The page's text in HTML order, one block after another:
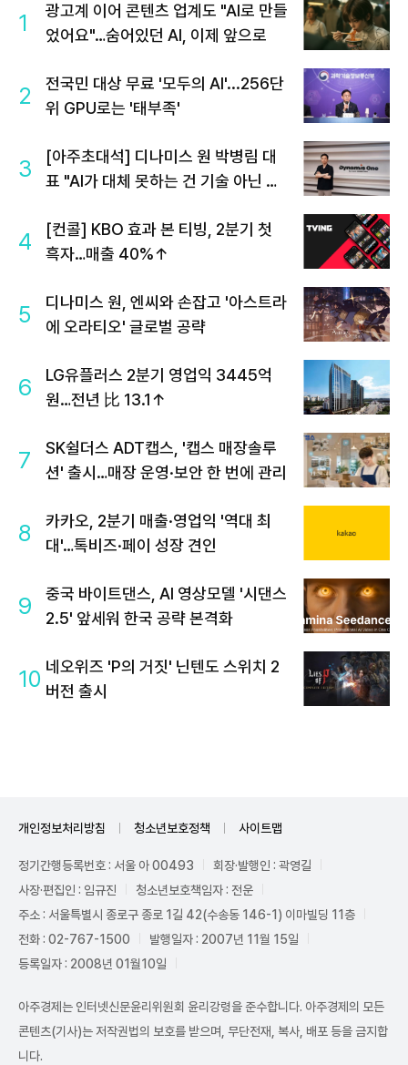
1
광고계 이어 콘텐츠 업계도 "AI로 만들
었어요"…숨어있던 AI, 이제 앞으로
2
전국민 대상 무료 '모두의 AI'...256단
위 GPU로는 '태부족'
3
[아주초대석] 디나미스 원 박병림 대
표 "AI가 대체 못하는 건 기술 아닌 감
르"
4
[컨콜] KBO 효과 본 티빙, 2분기 첫
흑자…매출 40%↑
5
디나미스 원, 엔씨와 손잡고 '아스트라
에 오라티오' 글로벌 공략
6
LG유플러스 2분기 영업익 3445억
원…전년 比 13.1↑
7
SK쉴더스 ADT캡스, '캡스 매장솔루
션' 출시…매장 운영·보안 한 번에 관리
8
카카오, 2분기 매출·영업익 '역대 최
대'…톡비즈·페이 성장 견인
9
중국 바이트댄스, AI 영상모델 '시댄스
2.5' 앞세워 한국 공략 본격화
10 네오위즈 'P의 거짓' 닌텐도 스위치 2
버전 출시
개인정보처리방침 청소년보호정책 사이트맵
정기간행등록번호 : 서울 아 00493
회장·발행인 : 곽영길
사장·편집인 : 임규진
청소년보호책임자 : 전운
주소 : 서울특별시 종로구 종로 1길 42(수송동 146-1) 이마빌딩 11층
전화 : 02-767-1500
발행일자 : 2007년 11월 15일
등록일자 : 2008년 01월10일
아주경제는 인터넷신문윤리위원회 윤리강령을 준수합니다. 아주경제의 모든
콘텐츠(기사)는 저작권법의 보호를 받으며, 무단전재, 복사, 배포 등을 금지합
니다.